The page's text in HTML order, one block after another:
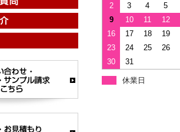
2 3 4
5
9
10 11
12
16
17 18
19
23
24 25
26
30
31
休業日